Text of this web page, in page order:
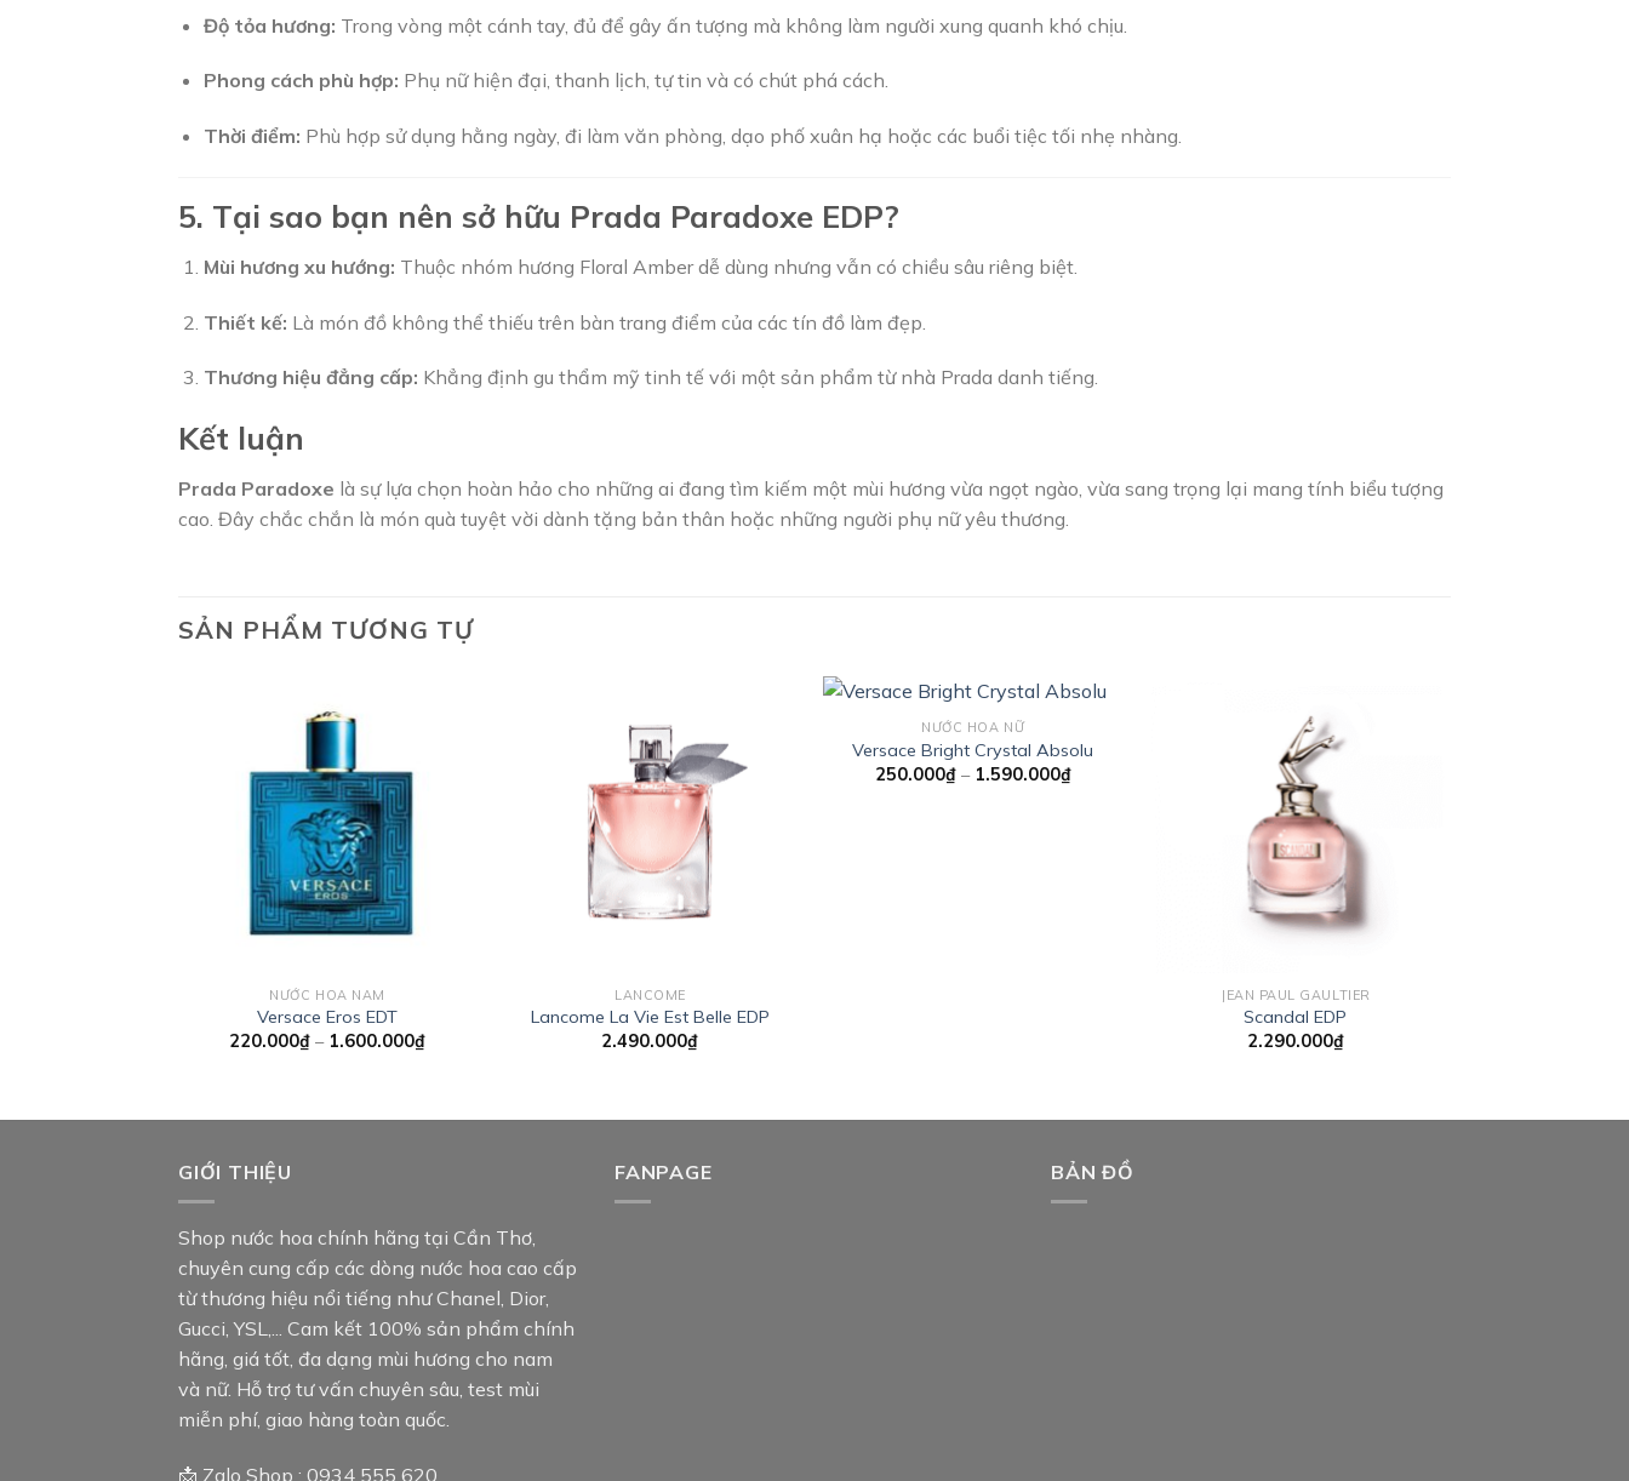
Độ tỏa hương: Trong vòng một cánh tay, đủ để gây ấn tượng mà không làm người xung quanh khó chịu.
Phong cách phù hợp: Phụ nữ hiện đại, thanh lịch, tự tin và có chút phá cách.
Thời điểm: Phù hợp sử dụng hằng ngày, đi làm văn phòng, dạo phố xuân hạ hoặc các buổi tiệc tối nhẹ nhàng.
5. Tại sao bạn nên sở hữu Prada Paradoxe EDP?
Mùi hương xu hướng: Thuộc nhóm hương Floral Amber dễ dùng nhưng vẫn có chiều sâu riêng biệt.
Thiết kế: Là món đồ không thể thiếu trên bàn trang điểm của các tín đồ làm đẹp.
Thương hiệu đẳng cấp: Khẳng định gu thẩm mỹ tinh tế với một sản phẩm từ nhà Prada danh tiếng.
Kết luận
Prada Paradoxe là sự lựa chọn hoàn hảo cho những ai đang tìm kiếm một mùi hương vừa ngọt ngào, vừa sang trọng lại mang tính biểu tượng
cao. Đây chắc chắn là món quà tuyệt vời dành tặng bản thân hoặc những người phụ nữ yêu thương.
SẢN PHẨM TƯƠNG TỰ
NƯỚC HOA NAM
Versace Eros EDT
220.000₫ – 1.600.000₫Khoảng
1.600.000₫
LANCOME
Lancome La Vie Est Belle EDP
2.490.000₫
Add to
NƯỚC HOA NỮ
Versace Bright Crystal Absolu
250.000₫ – 1.590.000₫Khoảng
JEAN PAUL GAULTIER
Scandal EDP
2.290.000₫
GIỚI THIỆU
Shop nước hoa chính hãng tại Cần Thơ,
chuyên cung cấp các dòng nước hoa cao cấp
từ thương hiệu nổi tiếng như Chanel, Dior,
Gucci, YSL,... Cam kết 100% sản phẩm chính
hãng, giá tốt, đa dạng mùi hương cho nam
và nữ. Hỗ trợ tư vấn chuyên sâu, test mùi
miễn phí, giao hàng toàn quốc.
📩 Zalo Shop : 0934 555 620
FANPAGE BẢN ĐỒ